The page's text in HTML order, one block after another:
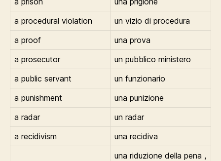
a procedural violation
un vizio di procedura
a proof
una prova
a prosecutor
un pubblico ministero
a public servant
un funzionario
a punishment
una punizione
a radar
un radar
a recidivism
una recidiva
una riduzione della pena ,